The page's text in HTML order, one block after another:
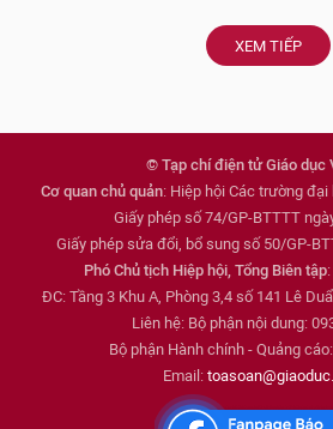
XEM TIẾP
© Tạp chí điện tử Giáo dục
Cơ quan chủ quản: Hiệp hội Các trường
Giấy phép số 74/GP-BTTTT
Giấy phép sửa đổi, bổ sung số 50/GP-
Phó Chủ tịch Hiệp hội, Tổng Biên tập
ĐC: Tầng 3 Khu A, Phòng 3,4 số 141 Lê
Liên hệ: Bộ phận nội dung:
Bộ phận Hành chính - Quảng
Email: